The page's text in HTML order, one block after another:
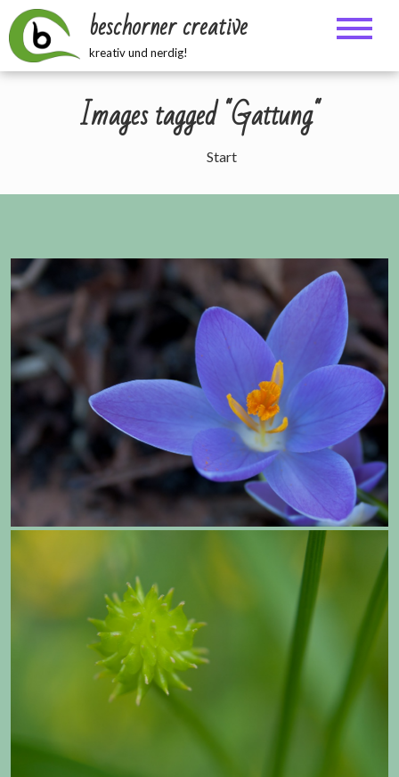
Zum
Inhalt
springen
beschorner creative
kreativ und nerdig!
Images tagged "Gattung"
Start